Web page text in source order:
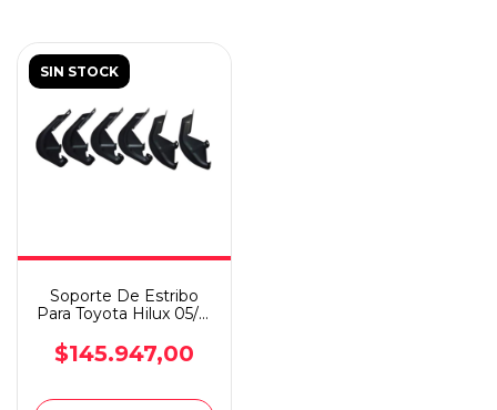
SIN STOCK
Soporte De Estribo
Para Toyota Hilux 05/15
$145.947,00